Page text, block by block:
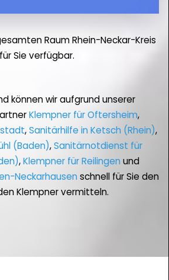
Raum Rhein-Neckar-Kreis
für Sie verfügbar.
können wir aufgrund unserer
Klempner für Oftersheim,
,Sanitärhilfe in Ketsch (Rhein),
(Baden),Sanitärnotdienst für
,Klempner für Reilingen und
Neckarhausen schnell für Sie den
Klempner vermitteln.